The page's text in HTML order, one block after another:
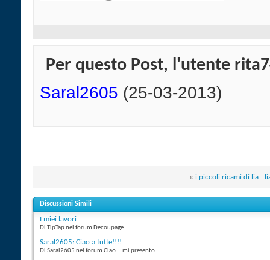
Per questo Post, l'utente
Saral2605 (25-03-2013)
« i piccoli ricami di lia -
Discussioni Simili
I miei lavori
Di TipTap nel forum Decoupage
Saral2605: Ciao a tutte!!!!
Di Saral2605 nel forum Ciao ...mi presento